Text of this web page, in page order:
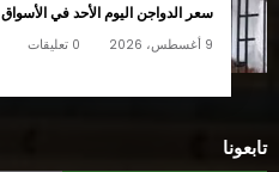
سعر الدواجن اليوم الأحد في الأسواق
9 أغسطس، 2026 0 تعليقات
تابعونا